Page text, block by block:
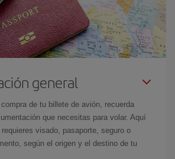
general
de tu billete de avión, recuerda
que necesitas para volar. Aquí
visado, pasaporte, seguro o
según el origen y el destino de tu